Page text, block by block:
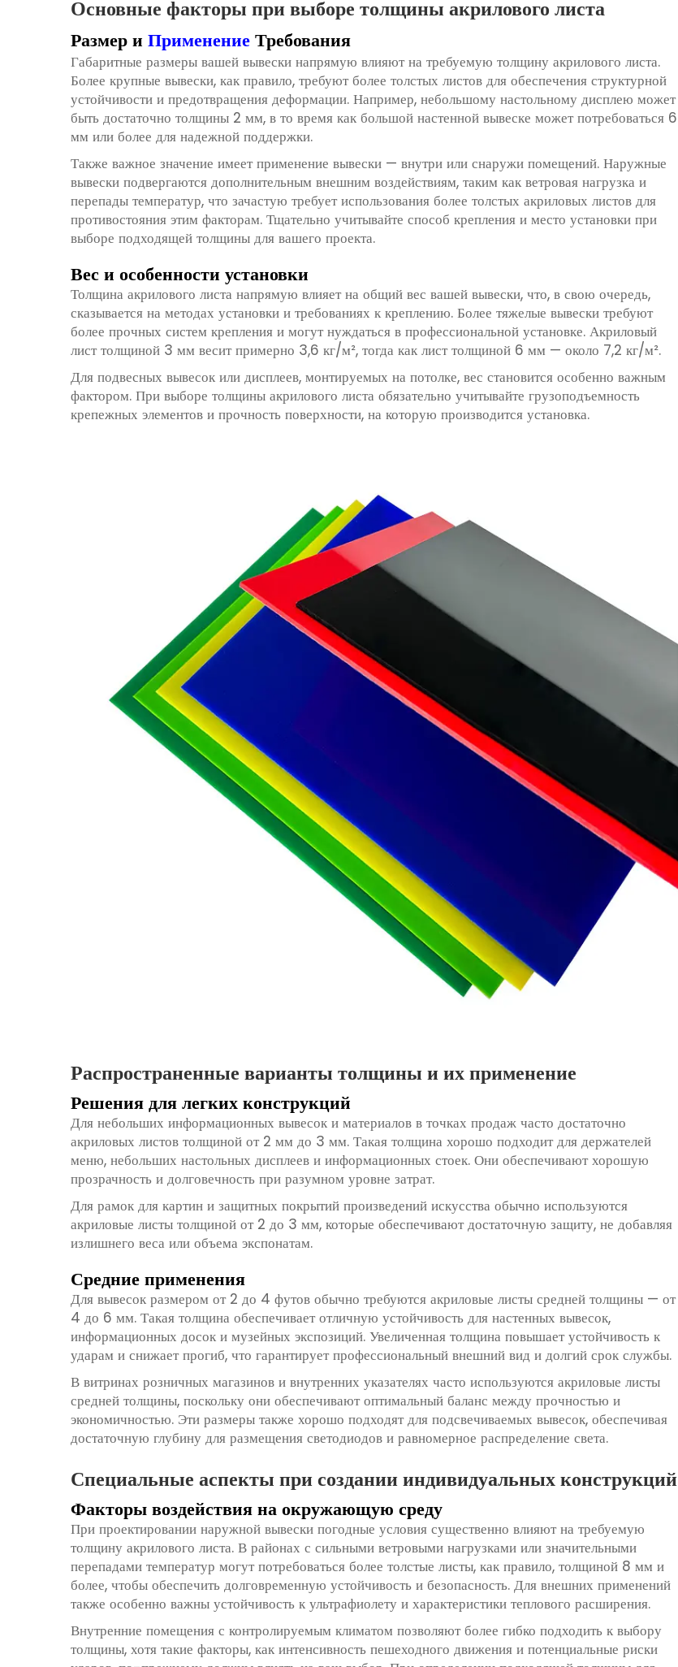
Основные факторы при выборе толщины акрилового листа
Размер и ПрименениеТребования
Габаритные размеры вашей вывески напрямую влияют на требуемую толщину акрилового листа.
Более крупные вывески, как правило, требуют более толстых листов для обеспечения структурной
устойчивости и предотвращения деформации. Например, небольшому настольному дисплею может
быть достаточно толщины 2 мм, в то время как большой настенной вывеске может потребоваться 6
мм или более для надежной поддержки.
Также важное значение имеет применение вывески — внутри или снаружи помещений. Наружные
вывески подвергаются дополнительным внешним воздействиям, таким как ветровая нагрузка и
перепады температур, что зачастую требует использования более толстых акриловых листов для
противостояния этим факторам. Тщательно учитывайте способ крепления и место установки при
выборе подходящей толщины для вашего проекта.
Вес и особенности установки
Толщина акрилового листа напрямую влияет на общий вес вашей вывески, что, в свою очередь,
сказывается на методах установки и требованиях к креплению. Более тяжелые вывески требуют
более прочных систем крепления и могут нуждаться в профессиональной установке. Акриловый
лист толщиной 3 мм весит примерно 3,6 кг/м², тогда как лист толщиной 6 мм — около 7,2 кг/м².
Для подвесных вывесок или дисплеев, монтируемых на потолке, вес становится особенно важным
фактором. При выборе толщины акрилового листа обязательно учитывайте грузоподъемность
крепежных элементов и прочность поверхности, на которую производится установка.
Распространенные варианты толщины и их применение
Решения для легких конструкций
Для небольших информационных вывесок и материалов в точках продаж часто достаточно
акриловых листов толщиной от 2 мм до 3 мм. Такая толщина хорошо подходит для держателей
меню, небольших настольных дисплеев и информационных стоек. Они обеспечивают хорошую
прозрачность и долговечность при разумном уровне затрат.
Для рамок для картин и защитных покрытий произведений искусства обычно используются
акриловые листы толщиной от 2 до 3 мм, которые обеспечивают достаточную защиту, не добавляя
излишнего веса или объема экспонатам.
Средние применения
Для вывесок размером от 2 до 4 футов обычно требуются акриловые листы средней толщины — от
4 до 6 мм. Такая толщина обеспечивает отличную устойчивость для настенных вывесок,
информационных досок и музейных экспозиций. Увеличенная толщина повышает устойчивость к
ударам и снижает прогиб, что гарантирует профессиональный внешний вид и долгий срок службы.
В витринах розничных магазинов и внутренних указателях часто используются акриловые листы
средней толщины, поскольку они обеспечивают оптимальный баланс между прочностью и
экономичностью. Эти размеры также хорошо подходят для подсвечиваемых вывесок, обеспечивая
достаточную глубину для размещения светодиодов и равномерное распределение света.
Специальные аспекты при создании индивидуальных конструкций
Факторы воздействия на окружающую среду
При проектировании наружной вывески погодные условия существенно влияют на требуемую
толщину акрилового листа. В районах с сильными ветровыми нагрузками или значительными
перепадами температур могут потребоваться более толстые листы, как правило, толщиной 8 мм и
более, чтобы обеспечить долговременную устойчивость и безопасность. Для внешних применений
также особенно важны устойчивость к ультрафиолету и характеристики теплового расширения.
Внутренние помещения с контролируемым климатом позволяют более гибко подходить к выбору
толщины, хотя такие факторы, как интенсивность пешеходного движения и потенциальные риски